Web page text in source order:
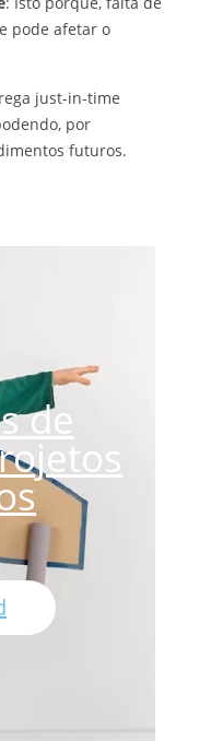
pode afetar o
just-in-time
por
futuros.
de